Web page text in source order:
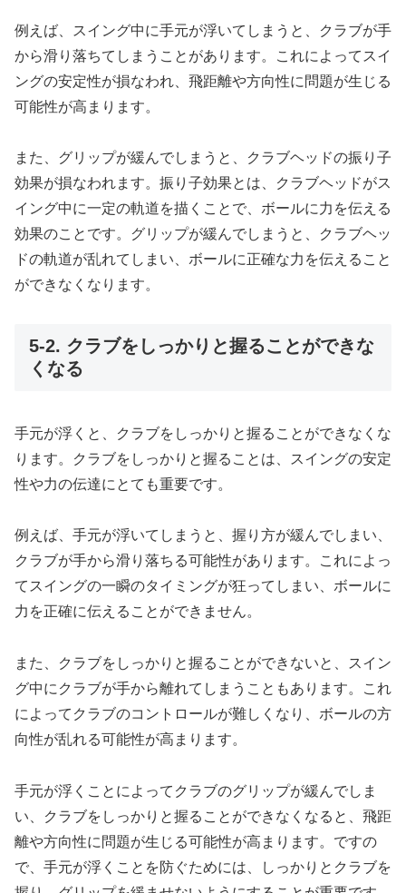
例えば、スイング中に手元が浮いてしまうと、クラブが手
から滑り落ちてしまうことがあります。これによってスイ
ングの安定性が損なわれ、飛距離や方向性に問題が生じる
可能性が高まります。
また、グリップが緩んでしまうと、クラブヘッドの振り子
効果が損なわれます。振り子効果とは、クラブヘッドがス
イング中に一定の軌道を描くことで、ボールに力を伝える
効果のことです。グリップが緩んでしまうと、クラブヘッ
ドの軌道が乱れてしまい、ボールに正確な力を伝えること
ができなくなります。
5-2. クラブをしっかりと握ることができな
くなる
手元が浮くと、クラブをしっかりと握ることができなくな
ります。クラブをしっかりと握ることは、スイングの安定
性や力の伝達にとても重要です。
例えば、手元が浮いてしまうと、握り方が緩んでしまい、
クラブが手から滑り落ちる可能性があります。これによっ
てスイングの一瞬のタイミングが狂ってしまい、ボールに
力を正確に伝えることができません。
また、クラブをしっかりと握ることができないと、スイン
グ中にクラブが手から離れてしまうこともあります。これ
によってクラブのコントロールが難しくなり、ボールの方
向性が乱れる可能性が高まります。
手元が浮くことによってクラブのグリップが緩んでしま
い、クラブをしっかりと握ることができなくなると、飛距
離や方向性に問題が生じる可能性が高まります。ですの
で、手元が浮くことを防ぐためには、しっかりとクラブを